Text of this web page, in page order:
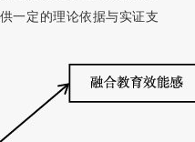
一定的理论依据与实证支